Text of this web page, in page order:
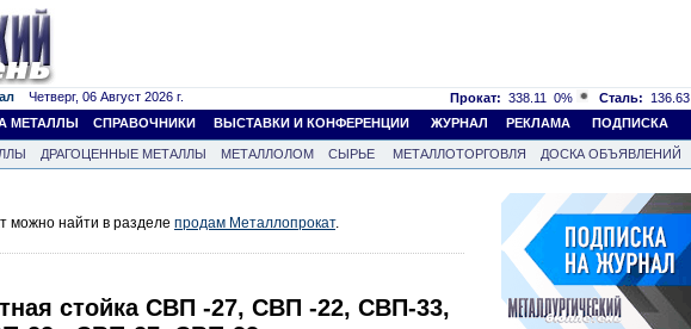
Четверг, 06 Август 2026 г. Прокат: 338.11 0% Сталь: 136.63
МЕТАЛЛЫ СПРАВОЧНИКИ ВЫСТАВКИ И КОНФЕРЕНЦИИ ЖУРНАЛ РЕКЛАМА ПОДПИСКА
ДРАГОЦЕННЫЕ МЕТАЛЛЫ МЕТАЛЛОЛОМ СЫРЬЕ МЕТАЛЛОТОРГОВЛЯ
ДОСКА ОБЪЯВЛЕНИЙ
можно найти в разделе продам Металлопрокат.
стойка СВП -27, СВП -22, СВП-33,